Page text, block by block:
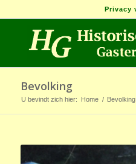
Privacy
Bevolking
U bevindt zich hier: Home / Bevolking